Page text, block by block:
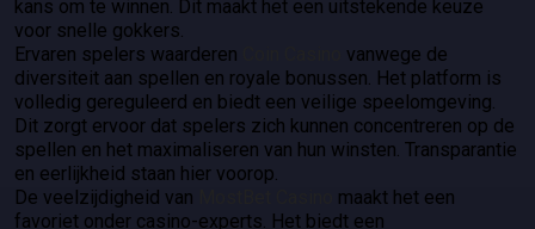
kans om te winnen. Dit maakt het een uitstekende keuze
voor snelle gokkers.
Ervaren spelers waarderen
vanwege de
diversiteit aan spellen en royale bonussen. Het platform is
volledig gereguleerd en biedt een veilige speelomgeving.
Dit zorgt ervoor dat spelers zich kunnen concentreren op de
spellen en het maximaliseren van hun winsten. Transparantie
en eerlijkheid staan hier voorop.
De veelzijdigheid van
maakt het een
favoriet onder casino-experts. Het biedt een